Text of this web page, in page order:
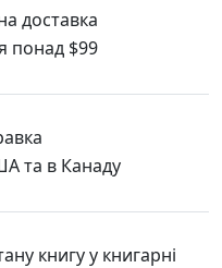
Макдональд
617-0975-42-3
доставка
понад $99
та в Канаду
книгу у книгарні